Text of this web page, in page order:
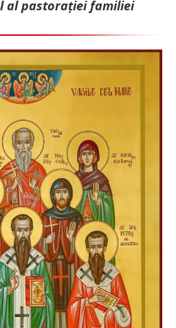
al pastorației familiei